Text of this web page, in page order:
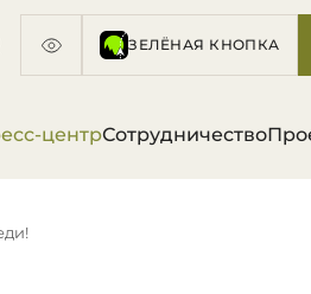
ЗЕЛЁНАЯ КНОПКА
центрСотрудничество